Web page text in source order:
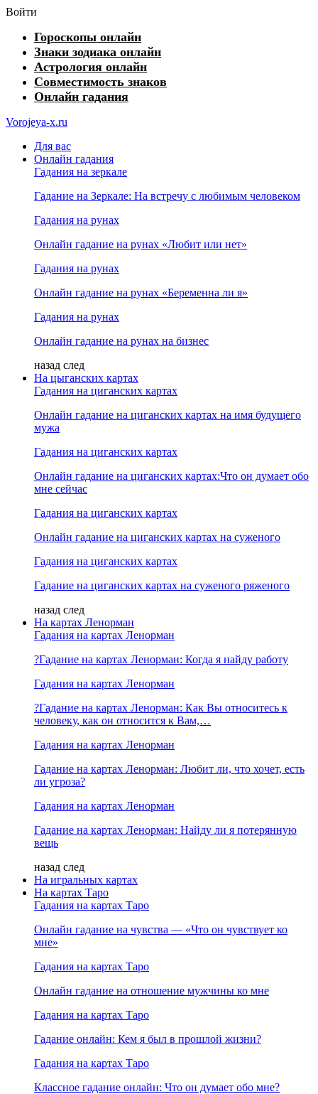
Войти
Гороскопы онлайн
Знаки зодиака онлайн
Астрология онлайн
Совместимость знаков
Онлайн гадания
Vorojeya-x.ru
Для вас
Онлайн гадания
Гадания на зеркале
Гадание на Зеркале: На встречу с любимым человеком
Гадания на рунах
Онлайн гадание на рунах «Любит или нет»
Гадания на рунах
Онлайн гадание на рунах «Беременна ли я»
Гадания на рунах
Онлайн гадание на рунах на бизнес
назад след
На цыганских картах
Гадания на циганских картах
Онлайн гадание на циганских картах на имя будущего
мужа
Гадания на циганских картах
Онлайн гадание на циганских картах:Что он думает обо
мне сейчас
Гадания на циганских картах
Онлайн гадание на циганских картах на суженого
Гадания на циганских картах
Гадание на циганских картах на суженого ряженого
назад след
На картах Ленорман
Гадания на картах Ленорман
?Гадание на картах Ленорман: Когда я найду работу
Гадания на картах Ленорман
?Гадание на картах Ленорман: Как Вы относитесь к
человеку, как он относится к Вам,…
Гадания на картах Ленорман
Гадание на картах Ленорман: Любит ли, что хочет, есть
ли угроза?
Гадания на картах Ленорман
Гадание на картах Ленорман: Найду ли я потерянную
вещь
назад след
На игральных картах
На картах Таро
Гадания на картах Таро
Онлайн гадание на чувства — «Что он чувствует ко
мне»
Гадания на картах Таро
Онлайн гадание на отношение мужчины ко мне
Гадания на картах Таро
Гадание онлайн: Кем я был в прошлой жизни?
Гадания на картах Таро
Классное гадание онлайн: Что он думает обо мне?